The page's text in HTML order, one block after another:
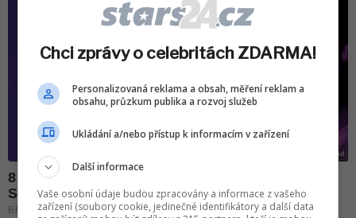
Chci zprávy o celebritách ZDARMA!
Personalizovaná reklama a obsah, měření reklam a
obsahu, průzkum publika a rozvoj služeb
Ukládání a/nebo přístup k informacím v zařízení
Další informace
Vaše osobní údaje budou zpracovány a informace z vašeho
zařízení (soubory cookie, jedinečné identifikátory a další data